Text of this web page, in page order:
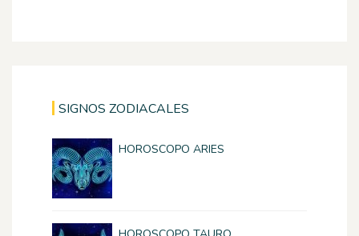
SIGNOS ZODIACALES
HOROSCOPO ARIES